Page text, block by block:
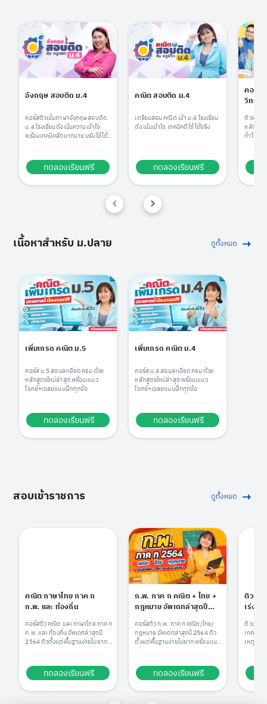
อังกฤษ สอบติด ม.4
คอร์สติวเข้มภาษาอังกฤษ สอบติด
ม.4 โรงเรียนดัง เน้นความเข้าใจ
พร้อมเทคนิคลัดมากมาย ปรับใช้ได้
ทดลองเรียนฟรี
คณิต สอบติด ม.4
เตรียมสอบ คณิต เข้า ม.4 โรงเรียน
ดัง เน้นเข้าใจ เทคนิคดี ใช้ได้จริง
ทดลองเรียนฟรี
คอร์ส
วิทย์ +
ติวครบ
หลักสูตร
ทำโจทย์
เนื้อหาสำหรับ ม.ปลาย ดูทั้งหมด
เพิ่มเกรด คณิต ม.5
คอร์ส ม.5 สอนละเอียด ครบ ด้วย
หลักสูตรใหม่ล่าสุด พร้อมเแนว
โจทย์+เฉลยแบบฝึกทุกข้อ
ทดลองเรียนฟรี
เพิ่มเกรด คณิต ม.4
คอร์ส ม.4 สอนละเอียด ครบ ด้วย
หลักสูตรใหม่ล่าสุด พร้อมเแนว
โจทย์+เฉลยแบบฝึกทุกข้อ
ทดลองเรียนฟรี
สอบเข้าราชการ ดูทั้งหมด
คณิต ภาษาไทย ภาค ก
ก.พ. และ ท้องถิ่น
คอร์สติว คณิต และ ภาษาไทย ภาค ก
ก.พ. และ ท้องถิ่น อัพเดทล่าสุดปี
2564 ติวตั้งแต่พื้นฐานง่ายไปยาก
ทดลองเรียนฟรี
ก.พ. ภาค ก คณิต + ไทย +
กฎหมาย อัพเดทล่าสุดปี
2564 by พี่วิว
คอร์สติว ก.พ. ภาค ก คณิต/ไทย/
กฎหมาย อัพเดทล่าสุดปี 2564 ติว
ตั้งแต่พื้นฐานง่ายไปยาก พร้อมแนว
ทดลองเรียนฟรี
ติวสอ
เร่งรั
ติวเร่งเ
เทคนิคเ
เหตุผล